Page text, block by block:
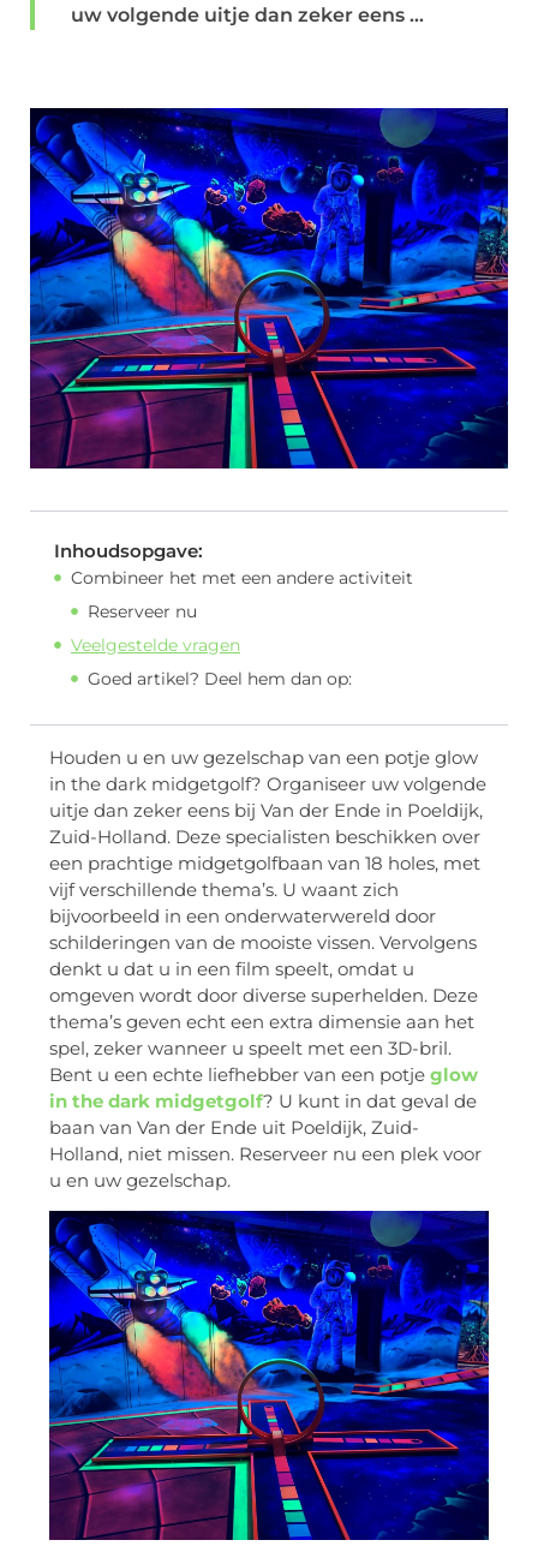
uw volgende uitje dan zeker eens ...
Inhoudsopgave:
Combineer het met een andere activiteit
Reserveer nu
Veelgestelde vragen
Goed artikel? Deel hem dan op:
Houden u en uw gezelschap van een potje glow
in the dark midgetgolf? Organiseer uw volgende
uitje dan zeker eens bij Van der Ende in Poeldijk,
Zuid-Holland. Deze specialisten beschikken over
een prachtige midgetgolfbaan van 18 holes, met
vijf verschillende thema’s. U waant zich
bijvoorbeeld in een onderwaterwereld door
schilderingen van de mooiste vissen. Vervolgens
denkt u dat u in een film speelt, omdat u
omgeven wordt door diverse superhelden. Deze
thema’s geven echt een extra dimensie aan het
spel, zeker wanneer u speelt met een 3D-bril.
Bent u een echte liefhebber van een potje glow
in the dark midgetgolf? U kunt in dat geval de
baan van Van der Ende uit Poeldijk, Zuid-
Holland, niet missen. Reserveer nu een plek voor
u en uw gezelschap.